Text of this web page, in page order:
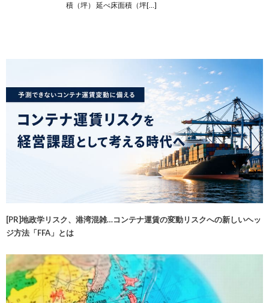
積（坪） 延べ床面積（坪[…]
[PR]地政学リスク、港湾混雑…コンテナ運賃の変動リスクへの新しいヘッ
ジ方法「FFA」とは